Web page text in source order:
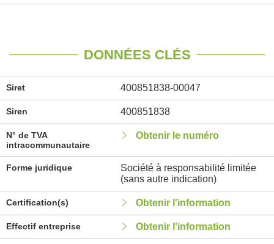
DONNÉES CLÉS
Siret 400851838-00047
Siren 400851838
N° de TVA
intracommunautaire
Obtenir le numéro
Forme juridique
Société à responsabilité limitée
(sans autre indication)
Certification(s) Obtenir l'information
Effectif entreprise Obtenir l'information